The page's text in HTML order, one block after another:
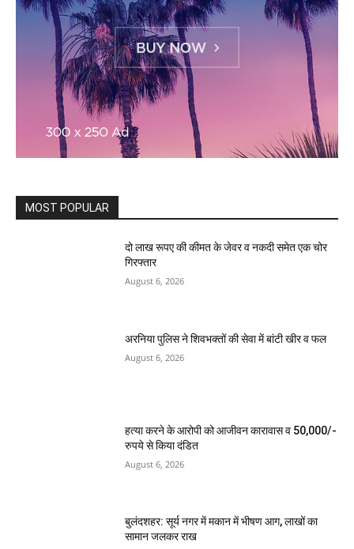
MOST POPULAR
दो लाख रूपए की कीमत के जेवर व नकदी समेत एक चोर
गिरफ्तार
August 6, 2026
अरनिया पुलिस ने शिवभक्तों की सेवा में बांटी खीर व फल
August 6, 2026
हत्या करने के आरोपी को आजीवन कारावास व 50,000/-
रुपये से किया दंडित
August 6, 2026
बुलंदशहर: सूर्य नगर में मकान में भीषण आग, लाखों का
सामान जलकर राख